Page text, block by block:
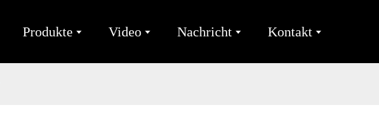
Produkte Video Nachricht Kontakt